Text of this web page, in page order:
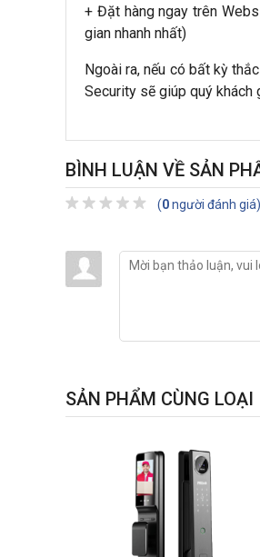
+ Đặt hàng ngay trên
gian nhanh nhất)
Ngoài ra, nếu có bất kỳ
Security sẽ giúp quý
BÌNH LUẬN VỀ SẢN
(0người đánh giá)
SẢN PHẨM CÙNG LOẠI